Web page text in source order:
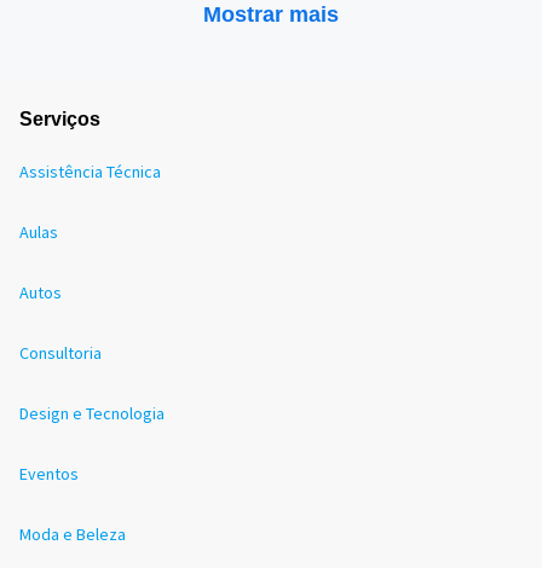
Mostrar mais
Serviços
Assistência Técnica
Aulas
Autos
Consultoria
Design e Tecnologia
Eventos
Moda e Beleza